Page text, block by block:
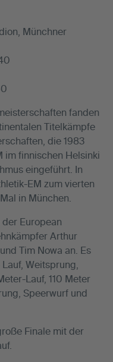
Münchner
fanden
Titelkämpfe
die 1983
im finnischen Helsinki
eingeführt. In
EM zum vierten
in München.
European
Arthur
Tim Nowa an. Es
Weitsprung,
Lauf, 110 Meter
Speerwurf und
Finale mit der